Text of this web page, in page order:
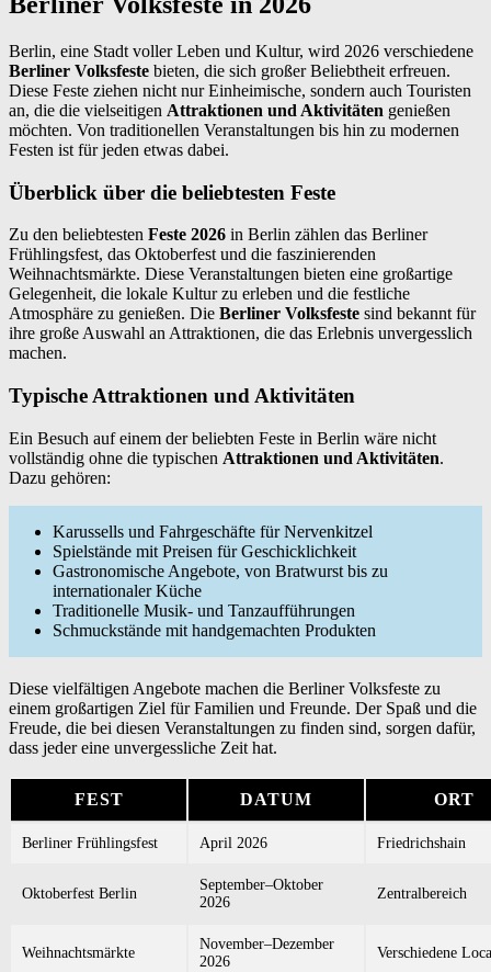
Berlin, eine Stadt voller Leben und Kultur, wird 2026 verschiedene
Berliner Volksfeste bieten, die sich großer Beliebtheit erfreuen.
Diese Feste ziehen nicht nur Einheimische, sondern auch Touristen
an, die die vielseitigen Attraktionen und Aktivitäten genießen
möchten. Von traditionellen Veranstaltungen bis hin zu modernen
Festen ist für jeden etwas dabei.
Überblick über die beliebtesten Feste
Zu den beliebtesten Feste 2026 in Berlin zählen das Berliner
Frühlingsfest, das Oktoberfest und die faszinierenden
Weihnachtsmärkte. Diese Veranstaltungen bieten eine großartige
Gelegenheit, die lokale Kultur zu erleben und die festliche
Atmosphäre zu genießen. Die Berliner Volksfeste sind bekannt für
ihre große Auswahl an Attraktionen, die das Erlebnis unvergesslich
machen.
Typische Attraktionen und Aktivitäten
Ein Besuch auf einem der beliebten Feste in Berlin wäre nicht
vollständig ohne die typischen Attraktionen und Aktivitäten.
Dazu gehören:
Karussells und Fahrgeschäfte für Nervenkitzel
Spielstände mit Preisen für Geschicklichkeit
Gastronomische Angebote, von Bratwurst bis zu
internationaler Küche
Traditionelle Musik- und Tanzaufführungen
Schmuckstände mit handgemachten Produkten
Diese vielfältigen Angebote machen die Berliner Volksfeste zu
einem großartigen Ziel für Familien und Freunde. Der Spaß und die
Freude, die bei diesen Veranstaltungen zu finden sind, sorgen dafür,
dass jeder eine unvergessliche Zeit hat.
FEST DATUM ORT
Berliner Frühlingsfest April 2026 Friedrichshain
Oktoberfest Berlin
September–Oktober
2026
Zentralbereich
Weihnachtsmärkte
November–Dezember
2026
Verschiedene